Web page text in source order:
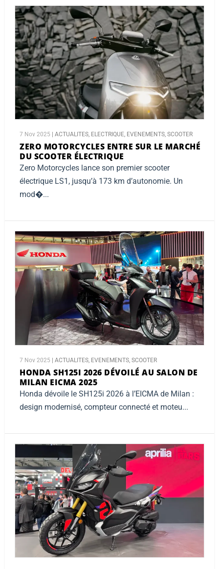
7 Nov 2025 ACTUALITES, ELECTRIQUE, EVENEMENTS, SCOOTER
ZERO MOTORCYCLES ENTRE SUR LE MARCHÉ
DU SCOOTER ÉLECTRIQUE
Zero Motorcycles lance son premier scooter
électrique LS1, jusqu’à 173 km d’autonomie. Un
mod�...
7 Nov 2025 | ACTUALITES EVENEMENTS SCOOTER
HONDA SH125I 2026 DÉVOILÉ AU SALON DE
MILAN EICMA 2025
Honda dévoile le SH125i 2026 à l’EICMA de Milan :
design modernisé, compteur connecté et moteu...